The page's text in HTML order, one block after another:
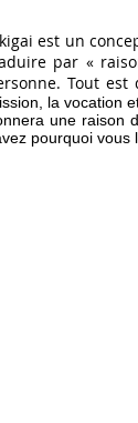
est un
par «
Tout est
la vocation
une raison
pourquoi vous